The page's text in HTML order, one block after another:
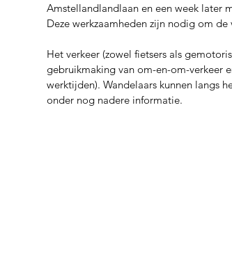
Amstellandlandlaan en een week later
Deze werkzaamheden zijn nodig om
Het verkeer (zowel fietsers als
gebruikmaking van om-en-om-verkeer
werktijden). Wandelaars kunnen langs
onder nog nadere informatie.